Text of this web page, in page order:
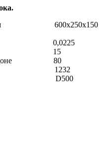
мм 600х250х150
м³ 0,0225
кг 15
поддоне 80
кг 1232
D500